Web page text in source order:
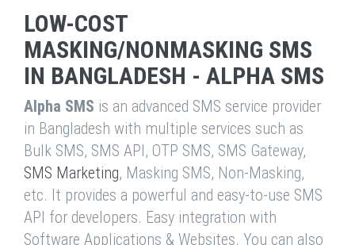
LOW-COST
MASKING/NONMASKING SMS
IN BANGLADESH - ALPHA SMS
Alpha SMS is an advanced SMS service provider
in Bangladesh with multiple services such as
Bulk SMS, SMS API, OTP SMS, SMS Gateway,
SMS Marketing, Masking SMS, Non-Masking,
etc. It provides a powerful and easy-to-use SMS
API for developers. Easy integration with
Software Applications & Websites. You can also